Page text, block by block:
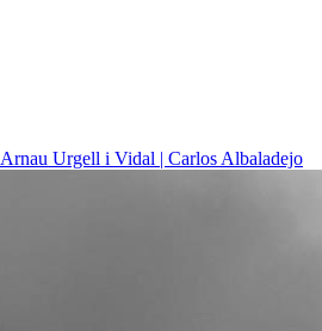
Arnau Urgell i Vidal | Carlos Albaladejo